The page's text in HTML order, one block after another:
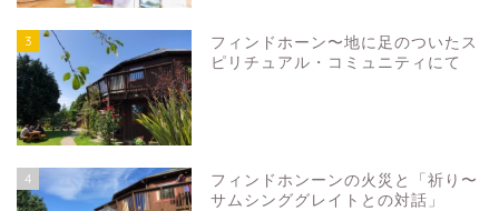
3
フィンドホーン〜地に足のついたス
ピリチュアル・コミュニティにて
4
フィンドホンーンの火災と「祈り〜
サムシンググレイトとの対話」